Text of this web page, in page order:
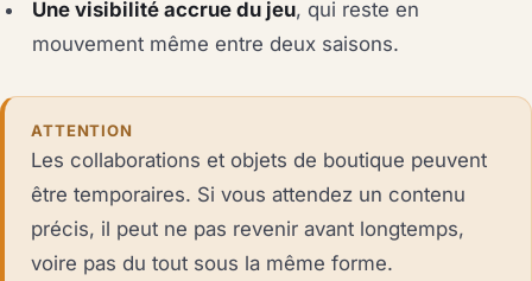
Une visibilité accrue du jeu, qui reste en
mouvement même entre deux saisons.
ATTENTION
Les collaborations et objets de boutique peuvent
être temporaires. Si vous attendez un contenu
précis, il peut ne pas revenir avant longtemps,
voire pas du tout sous la même forme.